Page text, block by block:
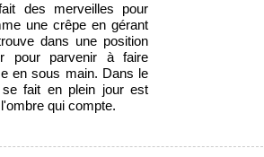
des merveilles pour
une crêpe en gérant
dans une position
pour parvenir à faire
en sous main. Dans le
fait en plein jour est
qui compte.